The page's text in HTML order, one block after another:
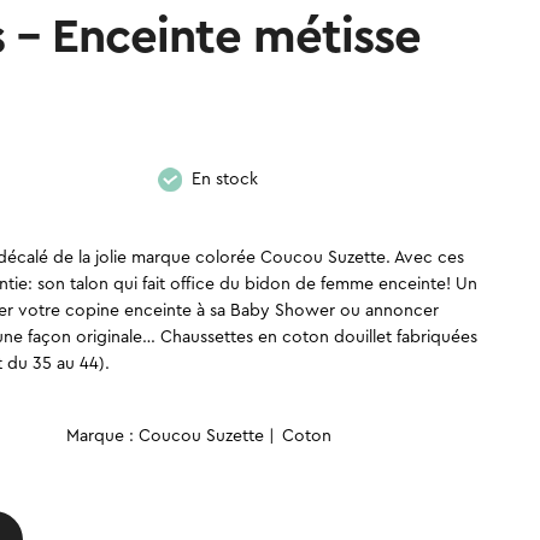
– Enceinte métisse
En stock
de la jolie marque colorée Coucou Suzette. Avec ces
son talon qui fait office du bidon de femme enceinte! Un
votre copine enceinte à sa Baby Shower ou annoncer
façon originale… Chaussettes en coton douillet fabriquées
du 35 au 44).
quantitéMarque : Coucou Suzette Coton